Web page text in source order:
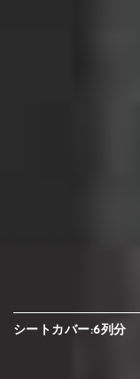
シートカバー:6列分